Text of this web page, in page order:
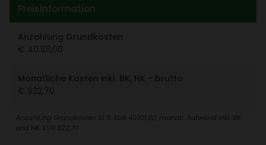
Preis­in­for­ma­tion
Anzah­lung Grund­kosten
€ 40.101,00
Monat­liche Kosten inkl. BK, HK - brutto
€ 922,70
Anzah­lung Grund­kosten 51 %: EUR 40.101,00, monatl. Aufwand inkl. BK
und HK: EUR 922,70